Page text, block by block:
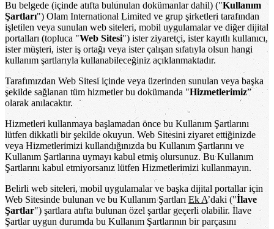
Bu belgede (içinde atıfta bulunulan dokümanlar dahil) ("Kullanım
Şartları") Olam International Limited ve grup şirketleri tarafından
işletilen veya sunulan web siteleri, mobil uygulamalar ve diğer dijital
portalları (topluca "Web Sitesi") ister ziyaretçi, ister kayıtlı kullanıcı,
ister müşteri, ister iş ortağı veya ister çalışan sıfatıyla olsun hangi
kullanım şartlarıyla kullanabileceğiniz açıklanmaktadır.
Tarafımızdan Web Sitesi içinde veya üzerinden sunulan veya başka
şekilde sağlanan tüm hizmetler bu dokümanda "Hizmetlerimiz”
olarak anılacaktır.
Hizmetleri kullanmaya başlamadan önce bu Kullanım Şartlarını
lütfen dikkatli bir şekilde okuyun. Web Sitesini ziyaret ettiğinizde
veya Hizmetlerimizi kullandığınızda bu Kullanım Şartlarını ve
Kullanım Şartlarına uymayı kabul etmiş olursunuz. Bu Kullanım
Şartlarını kabul etmiyorsanız lütfen Hizmetlerimizi kullanmayın.
Belirli web siteleri, mobil uygulamalar ve başka dijital portallar için
Web Sitesinde bulunan ve bu Kullanım Şartları Ek A’daki ("İlave
Şartlar") şartlara atıfta bulunan özel şartlar geçerli olabilir. İlave
Şartlar uygun durumda bu Kullanım Şartlarının bir parçasını